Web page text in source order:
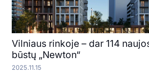
Vilniaus rinkoje – dar 114
būstų „Newton“
2025.11.15